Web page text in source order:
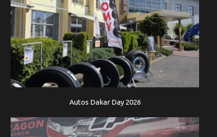
Autos Dakar Day 2026